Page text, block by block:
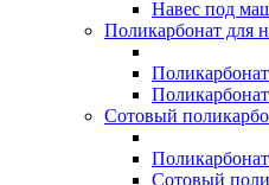
Навес под
Поликарбонат для
Сотовый
Сотовый